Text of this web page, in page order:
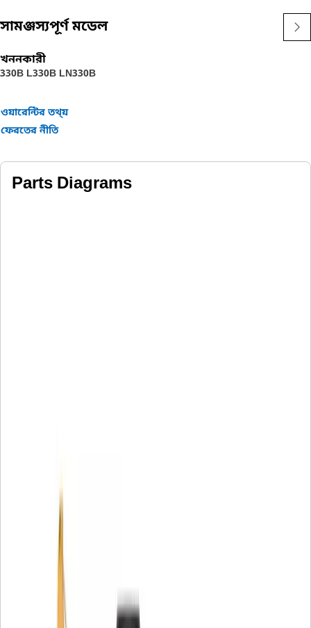
সামঞ্জস্যপূর্ণ মডেল
খননকারী
330B L330B LN330B
ওয়ারেন্টির তথ্য়
ফেরতের নীতি
Parts Diagrams